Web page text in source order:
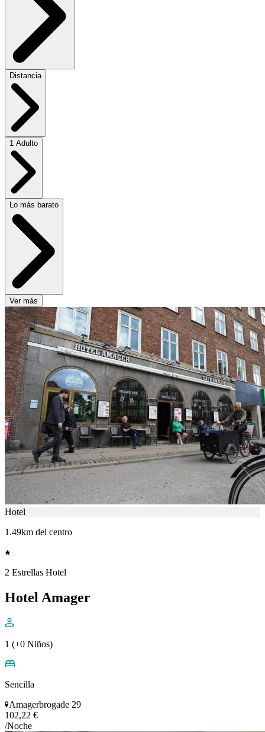
Distancia
1 Adulto
Lo más barato
Ver más
Hotel
1.49km del centro
2 Estrellas Hotel
Hotel Amager
1 (+0 Niños)
Sencilla
Amagerbrogade 29
102,22 €
/Noche